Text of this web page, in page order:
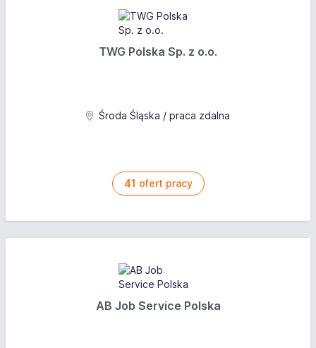
TWG Polska Sp. z o.o.
Środa Śląska / praca zdalna
41 ofert pracy
AB Job Service Polska